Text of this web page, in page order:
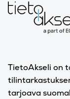
TietoAkseli on
tarjoava